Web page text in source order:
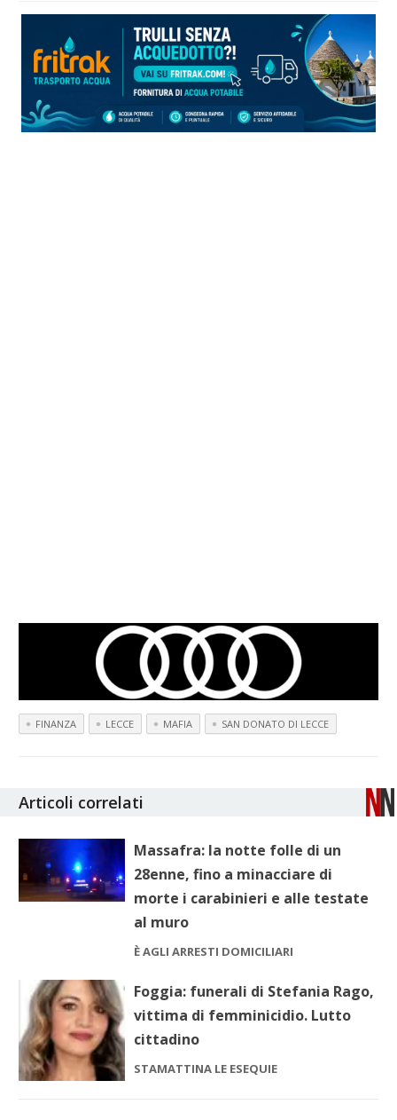
FINANZA LECCE MAFIA SAN DONATO DI LECCE
Articoli correlati
Massafra: la notte folle di un
28enne, fino a minacciare di
morte i carabinieri e alle testate
al muro
È AGLI ARRESTI DOMICILIARI
Foggia: funerali di Stefania Rago,
vittima di femminicidio. Lutto
cittadino
STAMATTINA LE ESEQUIE